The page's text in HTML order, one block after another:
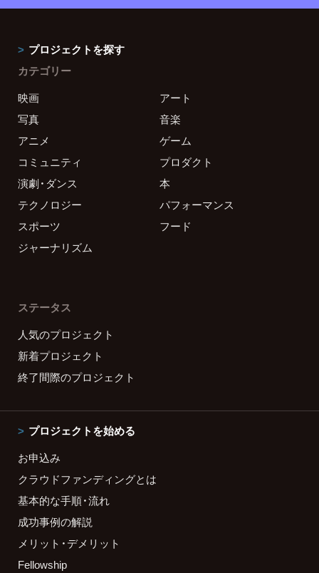
プロジェクトを探す
カテゴリー
映画
アート
写真
音楽
アニメ
ゲーム
コミュニティ
プロダクト
演劇・ダンス
本
テクノロジー
パフォーマンス
スポーツ
フード
ジャーナリズム
ステータス
人気のプロジェクト
新着プロジェクト
終了間際のプロジェクト
プロジェクトを始める
お申込み
クラウドファンディングとは
基本的な手順・流れ
成功事例の解説
メリット・デメリット
Fellowship